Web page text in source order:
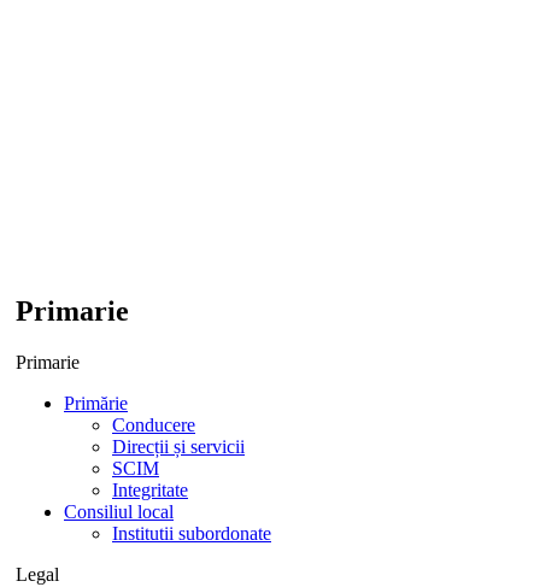
Primarie
Primarie
Primărie
Conducere
Direcții și servicii
SCIM
Integritate
Consiliul local
Institutii subordonate
Legal